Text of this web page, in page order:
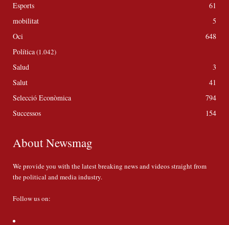
Esports
61
mobilitat
5
Oci
648
Política(1.042)
Salud
3
Salut
41
Selecció Econòmica
794
Successos
154
About Newsmag
We provide you with the latest breaking news and videos straight from
the political and media industry.
Follow us on: